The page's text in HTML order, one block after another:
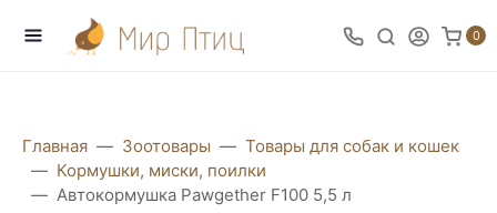
0
Главная Зоотовары
Товары для собак и кошек
Кормушки, миски, поилки
Автокормушка Pawgether F100 5,5 л